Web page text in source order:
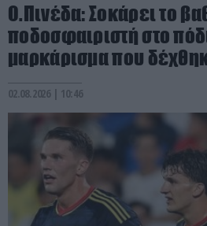
Ο.Πινέδα: Σοκάρει το
ποδοσφαιριστή στο
μαρκάρισμα που
02.08.2026 | 10:46